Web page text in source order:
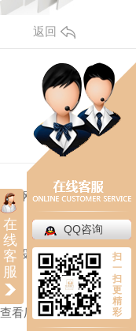
返回
锈钢门厂
些设备和
看厂家的
在
线
客
服
QQ咨询
扫
一
扫
更
精
彩